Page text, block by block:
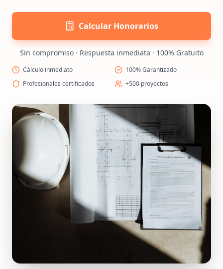
Calcular Honorarios
Sin compromiso · Respuesta inmediata · 100% Gratuito
Cálculo inmediato
100% Garantizado
Profesionales certificados
+500 proyectos